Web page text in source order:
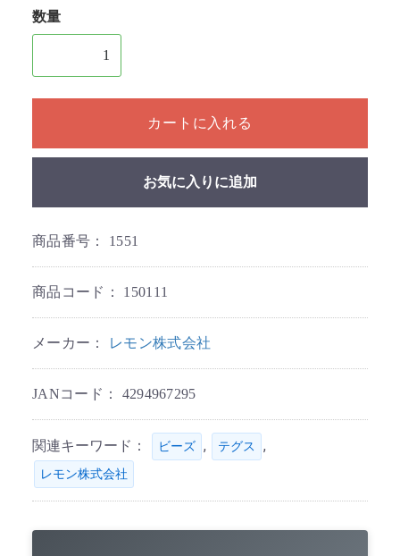
数量
1個以上の数量を入力してください
カートに入れる
お気に入りに追加
商品番号： 1551
商品コード： 150111
メーカー： レモン株式会社
JANコード： 4294967295
関連キーワード： ビーズ , テグス ,
レモン株式会社